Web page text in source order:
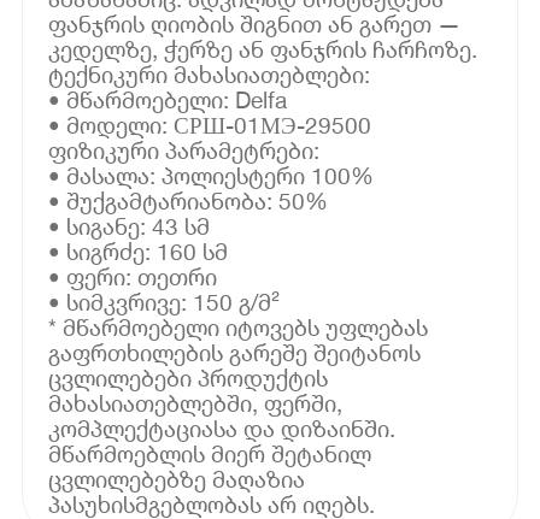
ფანჯრის ღიობის შიგნით ან გარეთ —
კედელზე, ჭერზე ან ფანჯრის ჩარჩოზე.
ტექნიკური მახასიათებლები:
• მწარმოებელი: Delfa
• მოდელი: СРШ-01МЭ-29500
ფიზიკური პარამეტრები:
• მასალა: პოლიესტერი 100%
• შუქგამტარიანობა: 50%
• სიგანე: 43 სმ
• სიგრძე: 160 სმ
• ფერი: თეთრი
• სიმკვრივე: 150 გ/მ²
* მწარმოებელი იტოვებს უფლებას
გაფრთხილების გარეშე შეიტანოს
ცვლილებები პროდუქტის
მახასიათებლებში, ფერში,
კომპლექტაციასა და დიზაინში.
მწარმოებლის მიერ შეტანილ
ცვლილებებზე მაღაზია
პასუხისმგებლობას არ იღებს.